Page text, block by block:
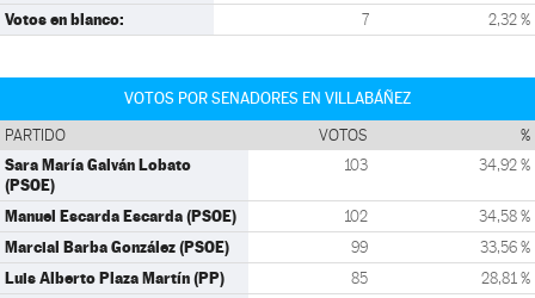
Votos en blanco: 7 2,32 %
VOTOS POR SENADORES EN VILLABÁÑEZ
PARTIDO VOTOS %
Sara María Galván Lobato
(PSOE)
103 34,92 %
Manuel Escarda Escarda (PSOE) 102 34,58 %
Marcial Barba González (PSOE) 99 33,56 %
Luis Alberto Plaza Martín (PP) 85 28,81 %